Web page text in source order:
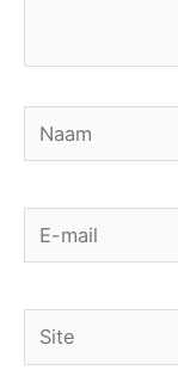
Naam
E-
mail
Site